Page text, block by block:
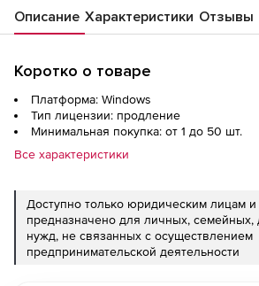
Описание Характеристики Отзывы
Коротко о товаре
Платформа: Windows
Тип лицензии: продление
Минимальная покупка: от 1 до 50 шт.
Все характеристики
Доступно только юридическим лицам
предназначено для личных,
нужд, не связанных с осуществлением
предпринимательской деятельности